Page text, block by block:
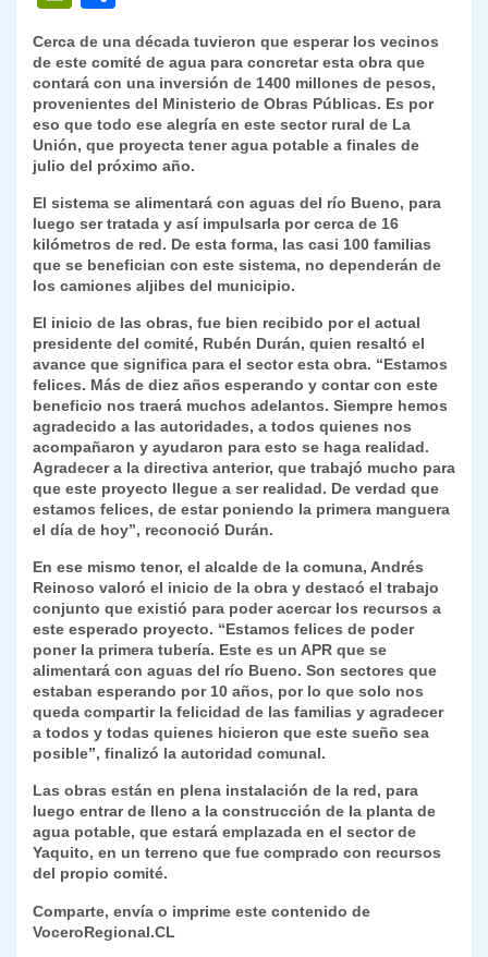
at
s
A
p
p
gr
a
m
e
b
o
o
k
er e
dI
n
y
Li
n
k
l
l
ri
nt
Fr
ie
n
dl
y
m
p
ar
tir
Cerca de una década tuvieron que esperar los vecinos
de este comité de agua para concretar esta obra que
contará con una inversión de 1400 millones de pesos,
provenientes del Ministerio de Obras Públicas. Es por
eso que todo ese alegría en este sector rural de La
Unión, que proyecta tener agua potable a finales de
julio del próximo año.
El sistema se alimentará con aguas del río Bueno, para
luego ser tratada y así impulsarla por cerca de 16
kilómetros de red. De esta forma, las casi 100 familias
que se benefician con este sistema, no dependerán de
los camiones aljibes del municipio.
El inicio de las obras, fue bien recibido por el actual
presidente del comité, Rubén Durán, quien resaltó el
avance que significa para el sector esta obra. “Estamos
felices. Más de diez años esperando y contar con este
beneficio nos traerá muchos adelantos. Siempre hemos
agradecido a las autoridades, a todos quienes nos
acompañaron y ayudaron para esto se haga realidad.
Agradecer a la directiva anterior, que trabajó mucho para
que este proyecto llegue a ser realidad. De verdad que
estamos felices, de estar poniendo la primera manguera
el día de hoy”, reconoció Durán.
En ese mismo tenor, el alcalde de la comuna, Andrés
Reinoso valoró el inicio de la obra y destacó el trabajo
conjunto que existió para poder acercar los recursos a
este esperado proyecto. “Estamos felices de poder
poner la primera tubería. Este es un APR que se
alimentará con aguas del río Bueno. Son sectores que
estaban esperando por 10 años, por lo que solo nos
queda compartir la felicidad de las familias y agradecer
a todos y todas quienes hicieron que este sueño sea
posible”, finalizó la autoridad comunal.
Las obras están en plena instalación de la red, para
luego entrar de lleno a la construcción de la planta de
agua potable, que estará emplazada en el sector de
Yaquito, en un terreno que fue comprado con recursos
del propio comité.
Comparte, envía o imprime este contenido de
VoceroRegional.CL